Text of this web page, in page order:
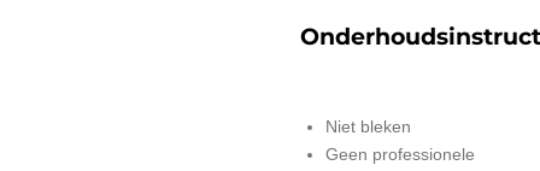
Niet bleken
Geen professionele